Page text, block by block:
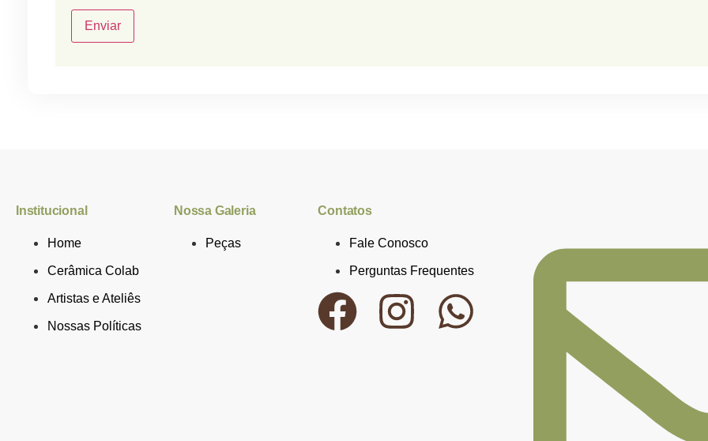
Institucional
Home
Cerâmica Colab
Artistas e Ateliês
Nossas Políticas
Nossa Galeria
Peças
Contatos
Fale Conosco
Perguntas Frequentes